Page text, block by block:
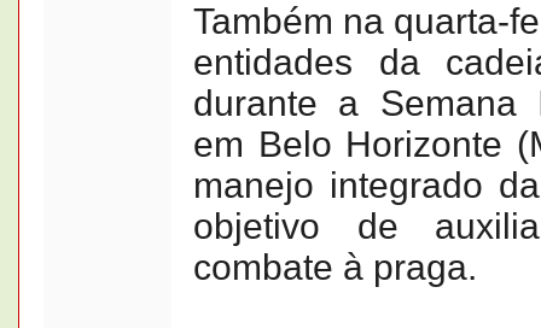
Também na quarta-
entidades da
durante a Semana
em Belo Horizonte
manejo integrado
objetivo de
combate à praga.